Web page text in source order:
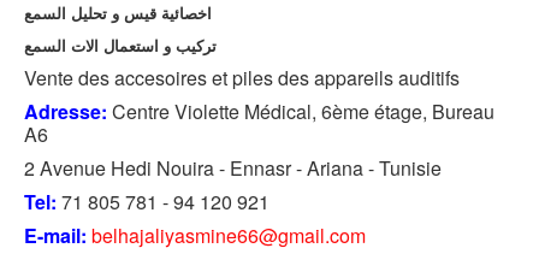
اخصائية قيس و تحليل السمع
تركيب و استعمال الات السمع
Vente des accesoires et piles des appareils auditifs
Adresse: Centre Violette Médical, 6ème étage, Bureau
A6
2 Avenue Hedi Nouira - Ennasr - Ariana -Tunisie
Tel: 71 805 781 - 94 120 921
E-mail: belhajaliyasmine66@gmail.com